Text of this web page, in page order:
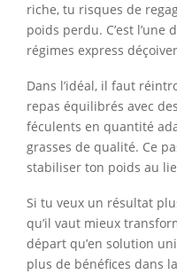
riche, tu risques de
poids perdu. C’est
régimes express
Dans l’idéal, il faut
repas équilibrés avec
féculents en quantité
grasses de qualité. Ce
stabiliser ton poids au
Si tu veux un résultat
qu’il vaut mieux
départ qu’en solution
plus de bénéfices dans